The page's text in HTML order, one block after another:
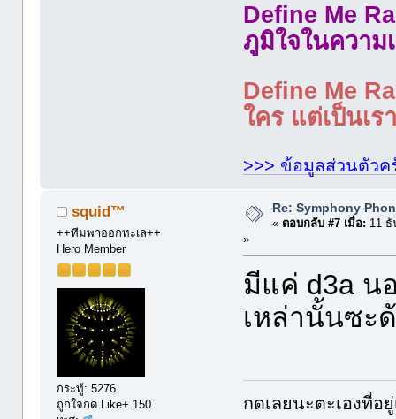
Define Me
ภูมิใจในความ
Define Me
ใคร แต่เป็นเ
>>> ข้อมูลส่วนตัวค
squid™
++ทีมพาออกทะเล++
Hero Member
กระทู้: 5276
ถูกใจกด Like+ 150
Re: Symphony
« ตอบกลับ #7 เมื่อ: 11 ธั
»
มีแค่ d3a น
เหล่านั้นซะ
กดเลยนะตะเองที่อยู่